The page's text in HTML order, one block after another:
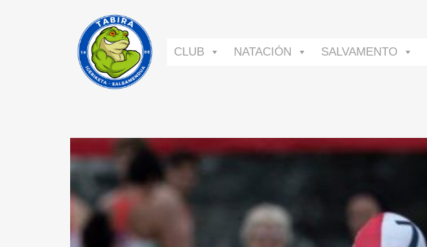
CLUB NATACIÓN SALVAMENTO